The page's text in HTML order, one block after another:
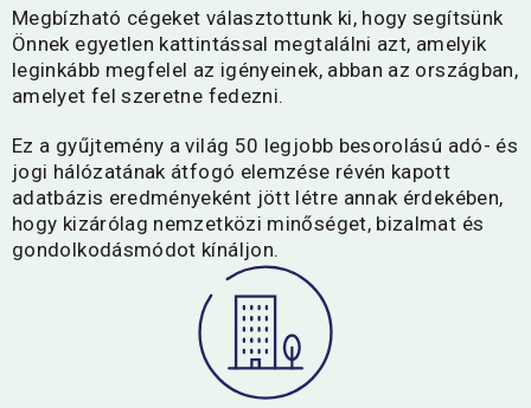
Megbízható cégeket választottunk ki, hogy segítsünk
Önnek egyetlen kattintással megtalálni azt, amelyik
leginkább megfelel az igényeinek, abban az országban,
amelyet fel szeretne fedezni.
Ez a gyűjtemény a világ 50 legjobb besorolású adó- és
jogi hálózatának átfogó elemzése révén kapott
adatbázis eredményeként jött létre annak érdekében,
hogy kizárólag nemzetközi minőséget, bizalmat és
gondolkodásmódot kínáljon.